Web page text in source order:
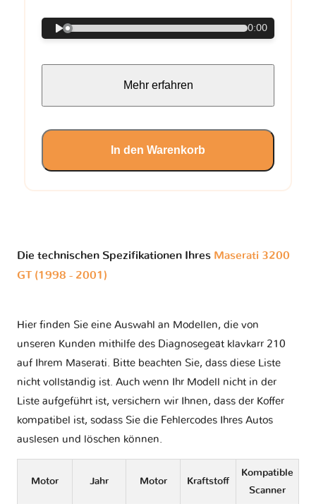
0:00
Mehr erfahren
In den Warenkorb
Die technischen Spezifikationen Ihres Maserati 3200
GT (1998 - 2001)
Hier finden Sie eine Auswahl an Modellen, die von
unseren Kunden mithilfe des Diagnosegeät klavkarr 210
auf Ihrem Maserati. Bitte beachten Sie, dass diese Liste
nicht vollständig ist. Auch wenn Ihr Modell nicht in der
Liste aufgeführt ist, versichern wir Ihnen, dass der Koffer
kompatibel ist, sodass Sie die Fehlercodes Ihres Autos
auslesen und löschen können.
Motor Jahr Motor Kraftstoff
Kompatible
Scanner